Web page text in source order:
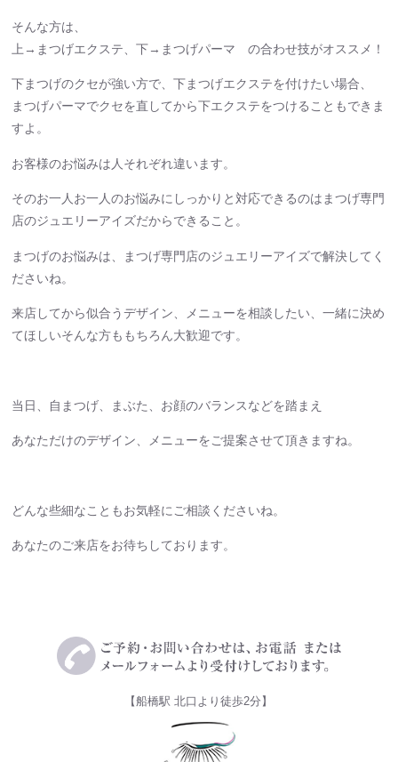
そんな方は、
上→まつげエクステ、下→まつげパーマ の合わせ技がオススメ！
下まつげのクセが強い方で、下まつげエクステを付けたい場合、
まつげパーマでクセを直してから下エクステをつけることもできま
すよ。
お客様のお悩みは人それぞれ違います。
そのお一人お一人のお悩みにしっかりと対応できるのはまつげ専門
店のジュエリーアイズだからできること。
まつげのお悩みは、まつげ専門店のジュエリーアイズで解決してく
ださいね。
来店してから似合うデザイン、メニューを相談したい、一緒に決め
てほしいそんな方ももちろん大歓迎です。
当日、自まつげ、まぶた、お顔のバランスなどを踏まえ
あなただけのデザイン、メニューをご提案させて頂きますね。
どんな些細なこともお気軽にご相談くださいね。
あなたのご来店をお待ちしております。
【船橋駅 北口より徒歩2分】